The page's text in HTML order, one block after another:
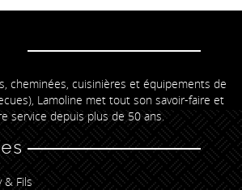
cheminées, cuisinières et équipements de
Lamoline met tout son savoir-faire et
service depuis plus de 50 ans.
& Fils